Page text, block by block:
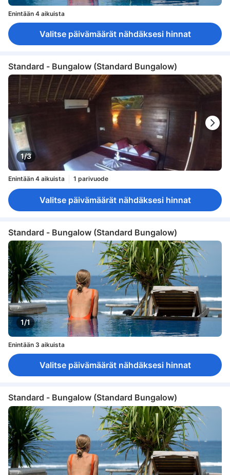
Enintään 4 aikuista
Valitse päivämäärät nähdäksesi hinnat
Standard - Bungalow (Standard Bungalow)
1/3
Enintään 4 aikuista 1 parivuode
Valitse päivämäärät nähdäksesi hinnat
Standard - Bungalow (Standard Bungalow)
1/1
Enintään 3 aikuista
Valitse päivämäärät nähdäksesi hinnat
Standard - Bungalow (Standard Bungalow)